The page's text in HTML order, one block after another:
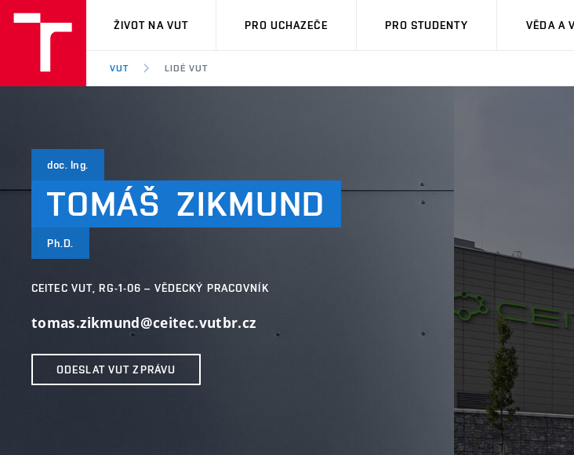
VUT
ŽIVOT NA VUT PRO UCHAZEČE PRO STUDENTY VĚDA A
VUT LIDÉ VUT
doc. Ing.
TOMÁŠ ZIKMUND
Ph.D.
CEITEC VUT, RG-1-06 – VĚDECKÝ PRACOVNÍK
tomas.zikmund@ceitec.vutbr.cz
ODESLAT VUT ZPRÁVU